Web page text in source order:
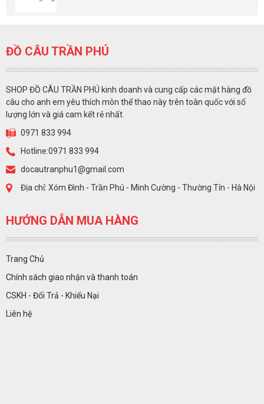
ĐỒ CÂU TRẦN PHÚ
SHOP ĐỒ CÂU TRẦN PHÚ kinh doanh và cung cấp các mặt hàng đồ
câu cho anh em yêu thích môn thể thao này trên toàn quốc với số
lượng lớn và giá cam kết rẻ nhất.
0971 833 994
Hotline:0971 833 994
docautranphu1@gmail.com
Địa chỉ: Xóm Đình - Trần Phú - Minh Cường - Thường Tín - Hà Nội
HƯỚNG DẪN MUA HÀNG
Trang Chủ
Chính sách giao nhận và thanh toán
CSKH - Đổi Trả - Khiếu Nại
Liên hệ